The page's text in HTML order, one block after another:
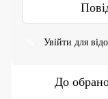
Увійти для
До